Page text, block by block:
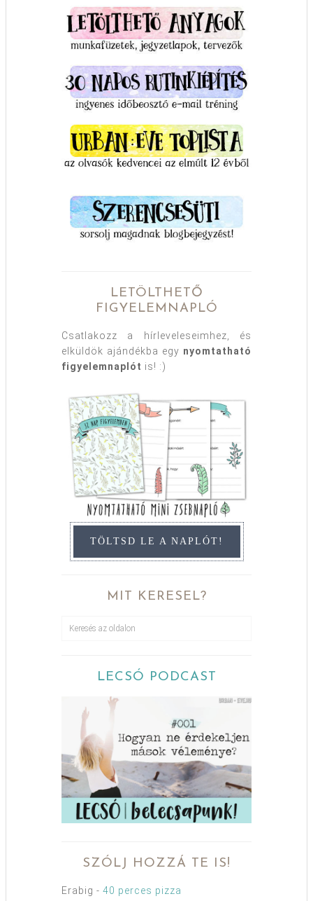
LETÖLTHETŐ
FIGYELEMNAPLÓ
Csatlakozz a hírleveleseimhez, és
elküldök ajándékba egy nyomtatható
figyelemnaplót is! :)
TÖLTSD LE A NAPLÓT!
MIT KERESEL?
LECSÓ PODCAST
SZÓLJ HOZZÁ TE IS!
Erabig - 40 perces pizza